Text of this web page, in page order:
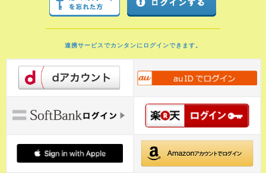
連携サービスでカンタンにログインできます。